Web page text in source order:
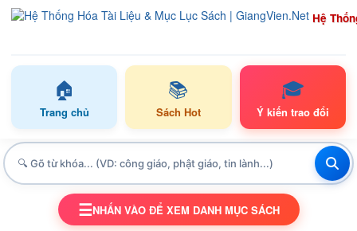
Hệ
🏠
Trang chủ
📚
Sách Hot
🎓
Ý kiến trao đổi
TOGGLE NAVIGATION
☰NHẤN VÀO ĐỂ XEM DANH MỤC SÁCH